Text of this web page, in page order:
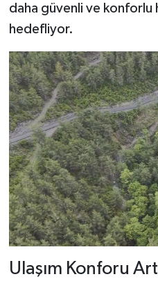
daha güvenli ve konforlu
hedefliyor.
Ulaşım Konforu